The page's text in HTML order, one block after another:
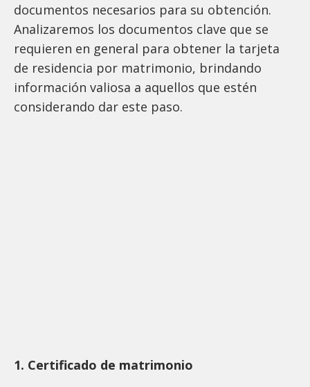
documentos necesarios para su obtención.
Analizaremos los documentos clave que se
requieren en general para obtener la tarjeta
de residencia por matrimonio, brindando
información valiosa a aquellos que estén
considerando dar este paso.
1. Certificado de matrimonio